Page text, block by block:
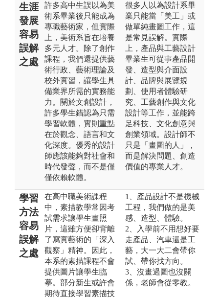
生涯
發展
容易
誤解
之處
許多高中生誤以為美
術系畢業後只能成為
專職藝術家，但實際
上，美術系旨在培養
多元人才。除了創作
課程，我們還提供藝
術行政、藝術理論及
校外實習，讓學生具
備業界所需的實務能
力。關於文創設計，
許多學生錯認為只需
學習軟體，實則重點
在於觀念、語言和文
化深度。優秀的設計
師應該能夠對社會和
時代發聲，而不是僅
僅依賴軟體。
很多人以為設計系畢
業只能當「美工」或
做單純畫圖工作，這
是常見誤解。實際
上，產品與工藝設計
畢業生可從事產品開
發、造型與介面設
計、品牌與展覽規
劃、使用者體驗研
究、工藝創作與文化
設計等工作，並能跨
足科技、文化創意與
創業領域。設計師不
只是「畫圖的人」，
而是解決問題、創造
價值的專業人才。
學習
方法
容易
誤解
之處
在高中職美術課程
中，素描教學常因考
試需求讓學生畫照
片，這雖方便卻背離
了寫實藝術的「深入
觀察」精神。因此，
本系的素描課程不會
提供圖片讓學生臨
摹。部分新生或許會
期待直接學習素描技
1、產品設計不是機械
工程，我們做的是美
感、造型、體驗。
2、入學前不用想好要
走產品、汽車還是工
藝，大一大二會帶你
試、帶你找方向。
3、沒畫過圖也沒關
係，老師會從零教。